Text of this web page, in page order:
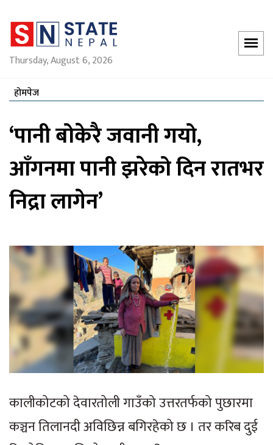
Thursday, August 6, 2026
होमपेज
‘पानी बोकेरै जवानी गयो,
आँगनमा पानी झरेको दिन रातभर
निद्रा लागेन’
कालीकोटको देवारतोली गाउँको उत्तरतर्फको पुछारमा
कञ्चन तिलानदी अविछिन्न बगिरहेको छ । तर करिब दुई